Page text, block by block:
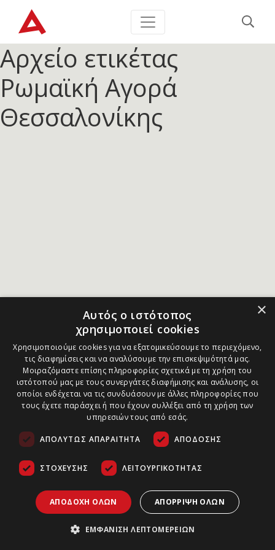
Αρχείο ετικέτας
Ρωμαϊκή Αγορά
Θεσσαλονίκης
×
Αυτός ο ιστότοπος
χρησιμοποιεί cookies
Χρησιμοποιούμε cookies για να εξατομικεύσουμε το περιεχόμενο,
τις διαφημίσεις και να αναλύσουμε την επισκεψιμότητά μας.
Μοιραζόμαστε επίσης πληροφορίες σχετικά με τη χρήση του
ιστότοπού μας με τους συνεργάτες διαφήμισης και ανάλυσης, οι
οποίοι ενδέχεται να τις συνδυάσουν με άλλες πληροφορίες που
τους έχετε παράσχει ή που έχουν συλλέξει από τη χρήση των
υπηρεσιών τους από εσάς.
ΑΠΟΛΎΤΩΣ ΑΠΑΡΑΊΤΗΤΑ ΑΠΌΔΟΣΗΣ
ΣΤΌΧΕΥΣΗΣ ΛΕΙΤΟΥΡΓΙΚΌΤΗΤΑΣ
ΑΠΟΔΟΧΉ ΌΛΩΝ ΑΠΌΡΡΙΨΗ ΌΛΩΝ
ΕΜΦΆΝΙΣΗ ΛΕΠΤΟΜΕΡΕΙΏΝ